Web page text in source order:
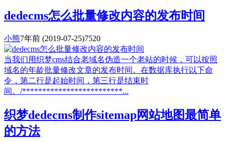
dedecms怎么批量修改内容的发布时间
小熊7年前 (2019-07-25)7520
当我们用织梦cms结合老域名伪造一个老站的时候，可以按照
域名的年龄批量修改文章的发布时间。在数据库执行以下命
令，第二行是起始时间，第三行是结束时
间。/*************************...
织梦dedecms制作sitemap网站地图最简单
的方法